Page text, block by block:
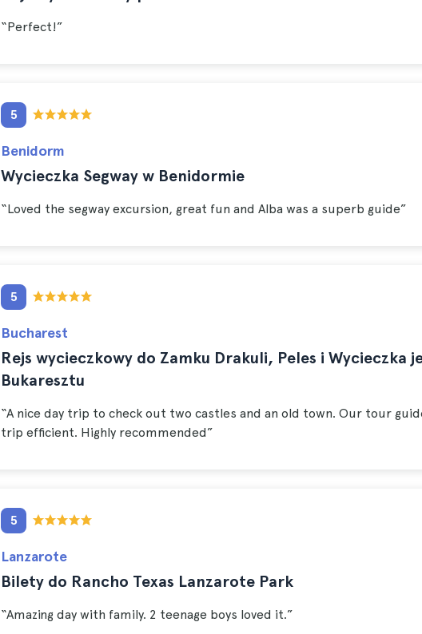
“Perfect!”
5
Benidorm
Wycieczka Segway w Benidormie
“Loved the segway excursion, great fun and Alba was a superb guide”
5
Bucharest
Rejs wycieczkowy do Zamku Drakuli, Peles i Wycieczka
Bukaresztu
“A nice day trip to check out two castles and an old town. Our tour
trip efficient. Highly recommended”
5
Lanzarote
Bilety do Rancho Texas Lanzarote Park
“Amazing day with family. 2 teenage boys loved it.”